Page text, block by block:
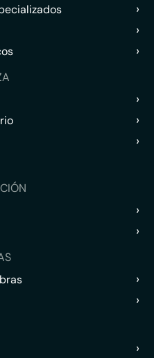
›
›
›
›
›
›
›
›
›
›
›